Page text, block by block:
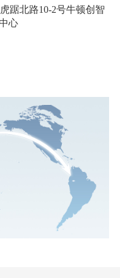
踞北路10-2号牛顿创智
中心